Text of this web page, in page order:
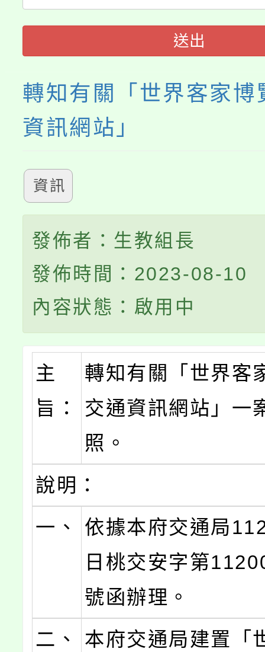
送出
轉知有關「世界客家博
資訊網站」
資訊
發佈者：生教組長
發佈時間：2023-08-10
內容狀態：啟用中
主
旨：
轉知有關「世界客
交通資訊網站」一
照。
說明：
一、
依據本府交通局
日桃交安字第
號函辦理。
二、
本府交通局建置「